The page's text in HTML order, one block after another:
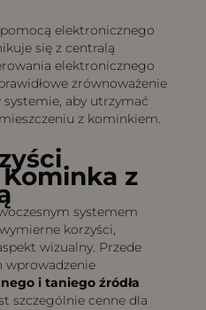
elektronicznego
się z centralą
elektronicznego
zrównoważenie
aby utrzymać
z kominkiem.
z
systemem
korzyści,
wizualny. Przede
wprowadzenie
i taniego źródła
szczególnie cenne dla